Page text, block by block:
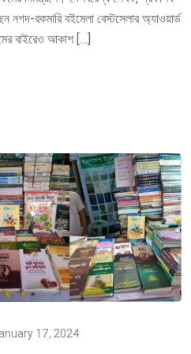
রকমারি বইমেলা বেস্টসেলার অ্যাওয়ার্ড
বাইরেও আকাশ […]
17, 2024